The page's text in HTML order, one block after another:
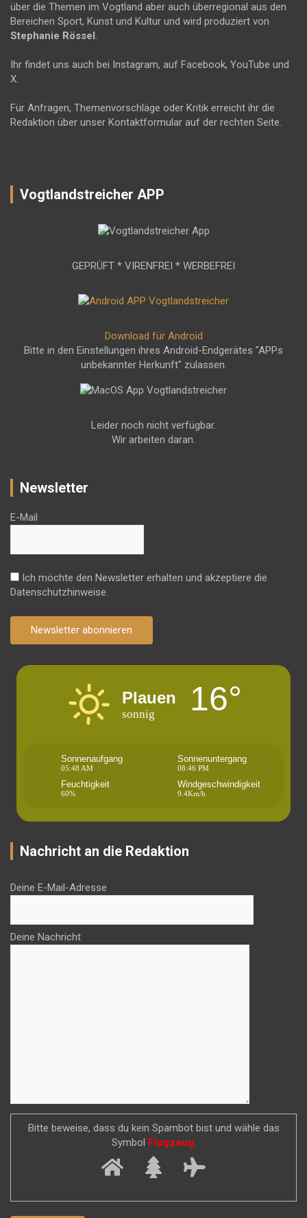
über die Themen im Vogtland aber auch überregional aus den
Bereichen Sport, Kunst und Kultur und wird produziert von
Stephanie Rössel .
Ihr findet uns auch bei Instagram, auf Facebook, YouTube und
X.
Für Anfragen, Themenvorschläge oder Kritik erreicht ihr die
Redaktion über unser Kontaktformular auf der rechten Seite.
Vogtlandstreicher APP
GEPRÜFT * VIRENFREI * WERBEFREI
Download für Android
Bitte in den Einstellungen ihres Android-Endgerätes "APPs
unbekannter Herkunft" zulassen.
Leider noch nicht verfügbar.
Wir arbeiten daran.
Newsletter
E-Mail
Ich möchte den Newsletter erhalten und akzeptiere die
Datenschutzhinweise.
Newsletter abonnieren
Plauen
sonnig 16°
Sonnenaufgang
05:48 AM
Sonnenuntergang
08:46 PM
Feuchtigkeit
60%
Windgeschwindigkeit
9.4Km/h
Nachricht an die Redaktion
Deine E-Mail-Adresse
Deine Nachricht
Bitte beweise, dass du kein Spambot bist und wähle das
Symbol
Flugzeug.